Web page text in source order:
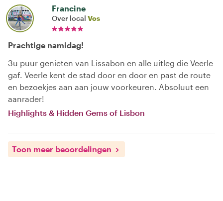
Francine
Over local Vos
Prachtige namidag!
3u puur genieten van Lissabon en alle uitleg die Veerle
gaf. Veerle kent de stad door en door en past de route
en bezoekjes aan aan jouw voorkeuren. Absoluut een
aanrader!
Highlights & Hidden Gems of Lisbon
Toon meer beoordelingen